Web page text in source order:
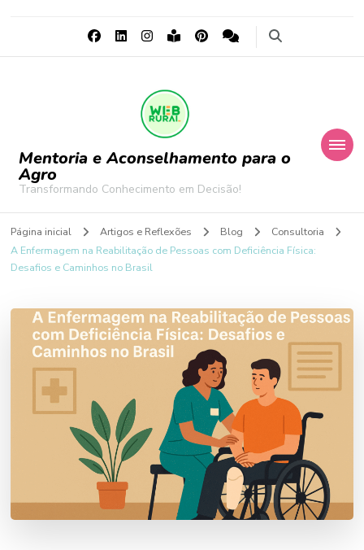
Mentoria e Aconselhamento para o
Agro
Transformando Conhecimento em Decisão!
Página inicial Artigos e Reflexões Blog
Consultoria
A Enfermagem na Reabilitação de Pessoas com Deficiência Física:
Desafios e Caminhos no Brasil